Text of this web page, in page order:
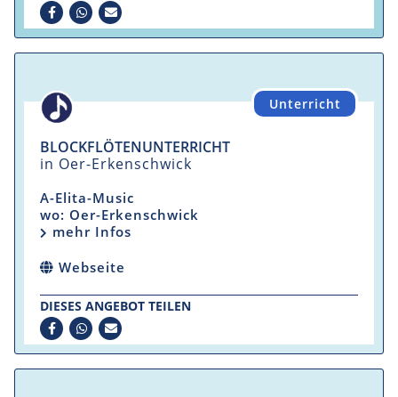
Unterricht
BLOCKFLÖTENUNTERRICHT
in Oer-Erkenschwick
A-Elita-Music
wo: Oer-Erkenschwick
mehr Infos
Webseite
DIESES ANGEBOT TEILEN